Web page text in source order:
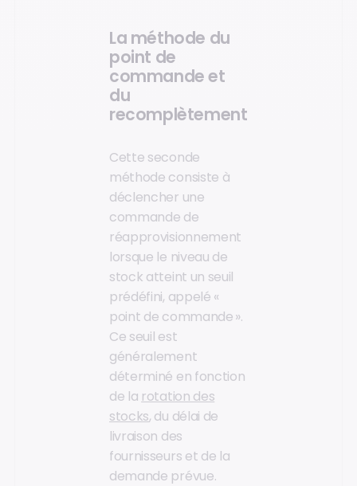
La méthode du
point de
commande et
du
recomplètement
Cette seconde
méthode consiste à
déclencher une
commande de
réapprovisionnement
lorsque le niveau de
stock atteint un seuil
prédéfini, appelé «
point de commande ».
Ce seuil est
généralement
déterminé en fonction
de la rotation des
stocks, du délai de
livraison des
fournisseurs et de la
demande prévue.